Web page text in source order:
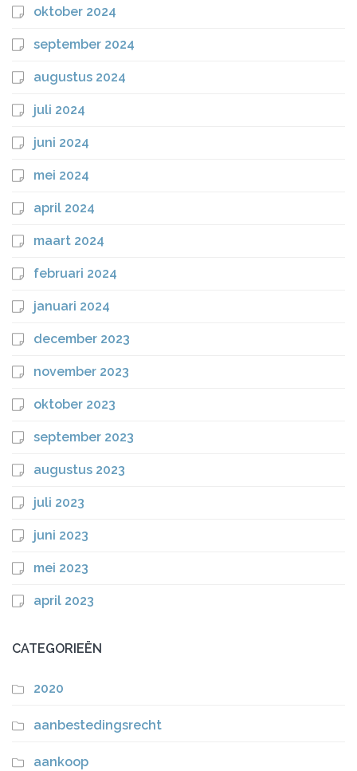
oktober 2024
september 2024
augustus 2024
juli 2024
juni 2024
mei 2024
april 2024
maart 2024
februari 2024
januari 2024
december 2023
november 2023
oktober 2023
september 2023
augustus 2023
juli 2023
juni 2023
mei 2023
april 2023
CATEGORIEËN
2020
aanbestedingsrecht
aankoop